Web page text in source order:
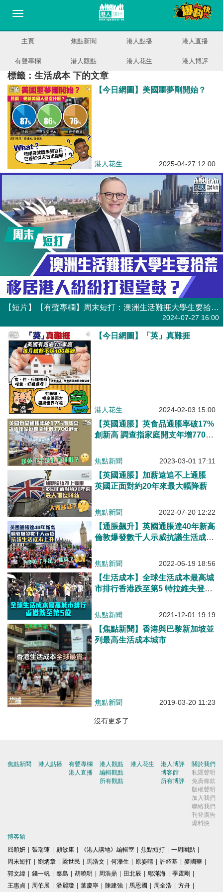
主頁 焦點新聞 港人點播 港人直播
有聲專欄 港人觀點 港人花生 港人博評
標籤：生活成本 下的文章
【今日網圖】美國噩夢剛開始？
港人花生 2025-04-27 12:00
【短片】【有聲專欄】周末短打：澳洲生活難捱大學生要拾荒 移居港人紛紛打退堂鼓？
2024-07-27 16:00
【今日網圖】「英」真難捱
港人花生 2024-02-03 15:00
【英國通脹】英食品通脹率破17%
創新高 調查指家庭開支年增7700
焦點新聞 2023-03-01 17:11
【英國通脹】加薪遠追不上通脹
英國正面對約20年來最大幅降薪
焦點新聞 2022-07-20 12:22
【通脹飆升】英國通脹達40年新高
倫敦爆發數千人示威抗議生活成本
焦點新聞 2022-06-19 18:56
【生活成本】全球生活成本最高城
市排行香港跌至第5 特拉維夫登榜
焦點新聞 2021-12-01 19:19
【焦點新聞】香港與巴黎新加坡並
列最高生活成本城市
焦點新聞 2019-03-20 11:23
沒有更多了
焦點新聞 港人點播
有聲專欄
港人直播
港人觀點
編輯觀點
所有觀點
港人花生
港人博評
博客館
所有博評
關於我們
私隱聲明
免責條款
版權聲明
加入我們
聯絡我們
刊登廣告
爆料快
博客館
屈穎妍
張瑞蓮 顧敏康 《港人講地》編輯室 焦點短打 一周圈點
周末短打
劉炳章 梁世民 馬浩文 何濼生 原姿晴 許紹基 麥國華
郭文緯
錢一帆 秦島 胡曉明 周浩鼎 田北辰 鄔滿海 季霆剛
王惠貞
周伯展 潘麗瓊 葉慶寧 陳建強 馬恩國 周全浩 方舟